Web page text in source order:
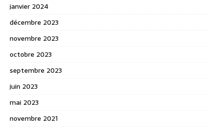
janvier 2024
décembre 2023
novembre 2023
octobre 2023
septembre 2023
juin 2023
mai 2023
novembre 2021